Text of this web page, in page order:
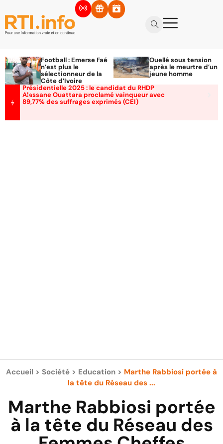
Football : Emerse Faé
n’est plus le
sélectionneur de la
Côte d’Ivoire
Ouellé sous tension
après le meurtre d’un
jeune homme
Présidentielle 2025 : le candidat du RHDP
Alassane Ouattara proclamé vainqueur avec
89,77% des suffrages exprimés (CEI)
Accueil > Société > Education > Marthe Rabbiosi portée à
la tête du Réseau des ...
Marthe Rabbiosi portée
à la tête du Réseau des